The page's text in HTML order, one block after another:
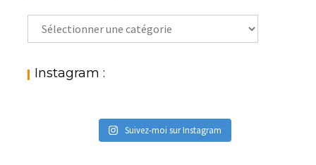
Rechercher
par
: Instagram :
Suivez-moi sur Instagram